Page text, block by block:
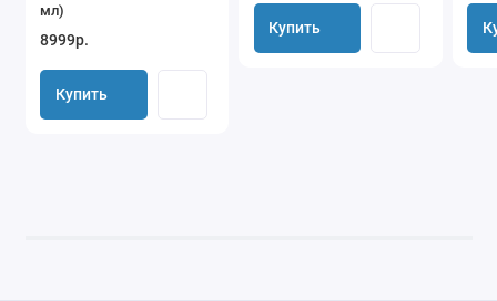
мл)
8999р.
Купить
Купить